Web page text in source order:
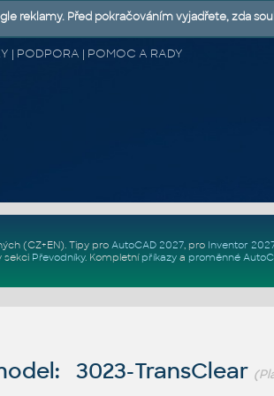
| PODPORA | POMOC A RADY
(CZ+EN). Tipy pro AutoCAD 2027, pro Inventor
sekci Převodníky. Kompletní příkazya proměnné
3023-TransClear
reklamy. Před pokračováním vyjadřete, zda